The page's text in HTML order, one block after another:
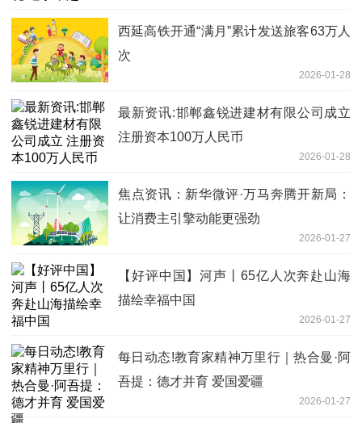
西延高铁开通“满月”累计发送旅客63万人
次
2026-01-28
最新资讯:邯郸鑫锐进建材有限公司成立
注册资本100万人民币
2026-01-28
焦点资讯：新华微评·万马奔腾开新局：
让消费主引擎动能更强劲
2026-01-27
【好评中国】河声丨65亿人次奔赴山海
描绘幸福中国
2026-01-27
每日动态!教育家精神万里行｜热合曼·阿
吾提：德才并育 爱国爱疆
2026-01-27